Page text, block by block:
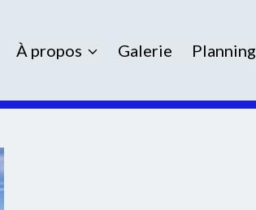
À propos Galerie Planning